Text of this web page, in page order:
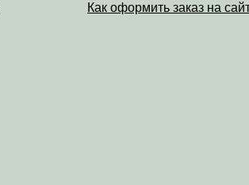
Как оформить заказ на